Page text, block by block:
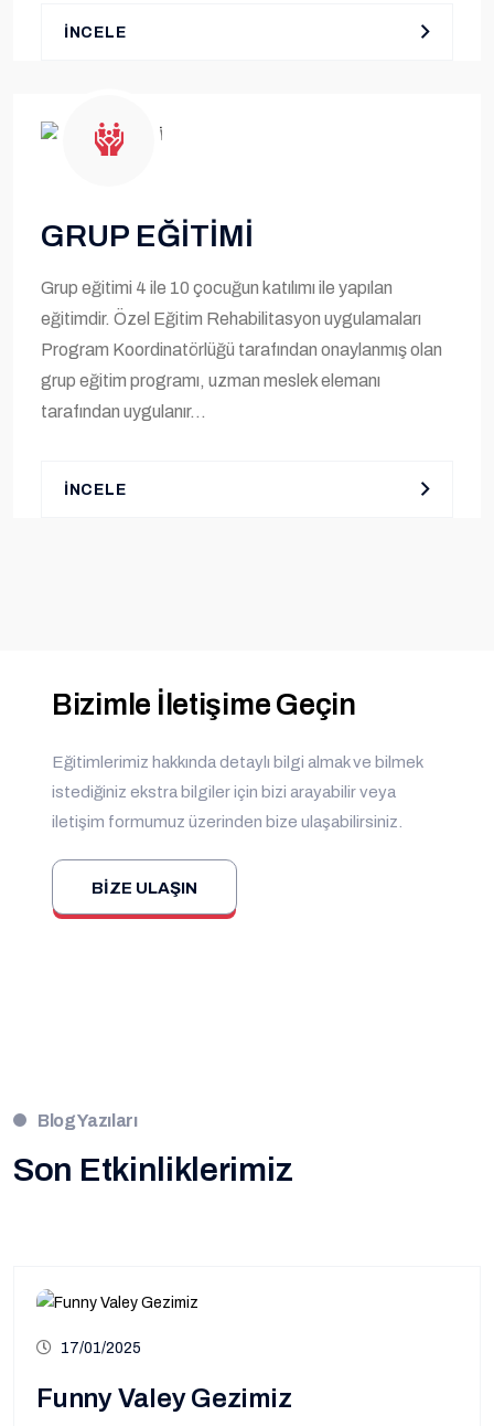
İNCELE
GRUP EĞİTİMİ
Grup eğitimi 4 ile 10 çocuğun katılımı ile yapılan
eğitimdir. Özel Eğitim Rehabilitasyon uygulamaları
Program Koordinatörlüğü tarafından onaylanmış olan
grup eğitim programı, uzman meslek elemanı
tarafından uygulanır...
İNCELE
Bizimle İletişime Geçin
Eğitimlerimiz hakkında detaylı bilgi almak ve bilmek
istediğiniz ekstra bilgiler için bizi arayabilir veya
iletişim formumuz üzerinden bize ulaşabilirsiniz.
BIZE ULAŞIN
Blog Yazıları
Son Etkinliklerimiz
17/01/2025
Funny Valey Gezimiz